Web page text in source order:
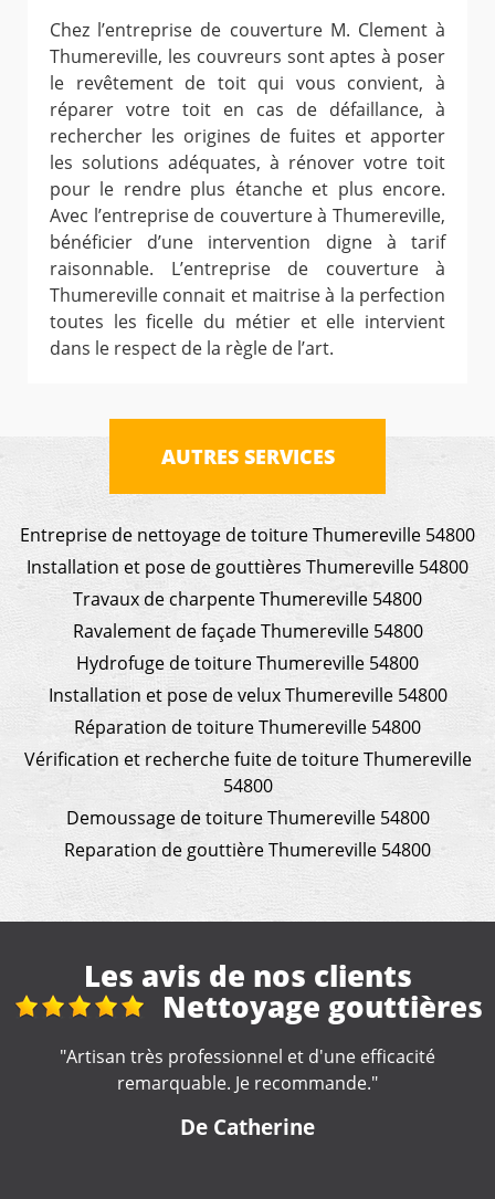
Chez l’entreprise de couverture M. Clement à
Thumereville, les couvreurs sont aptes à poser
le revêtement de toit qui vous convient, à
réparer votre toit en cas de défaillance, à
rechercher les origines de fuites et apporter
les solutions adéquates, à rénover votre toit
pour le rendre plus étanche et plus encore.
Avec l’entreprise de couverture à Thumereville,
bénéficier d’une intervention digne à tarif
raisonnable. L’entreprise de couverture à
Thumereville connait et maitrise à la perfection
toutes les ficelle du métier et elle intervient
dans le respect de la règle de l’art.
AUTRES SERVICES
Entreprise de nettoyage de toiture Thumereville 54800
Installation et pose de gouttières Thumereville 54800
Travaux de charpente Thumereville 54800
Ravalement de façade Thumereville 54800
Hydrofuge de toiture Thumereville 54800
Installation et pose de velux Thumereville 54800
Réparation de toiture Thumereville 54800
Vérification et recherche fuite de toiture Thumereville
54800
Demoussage de toiture Thumereville 54800
Reparation de gouttière Thumereville 54800
Les avis de nos clients
Fuite toiture
"Artisan réactif et compétent. A recommander "
De Nounette